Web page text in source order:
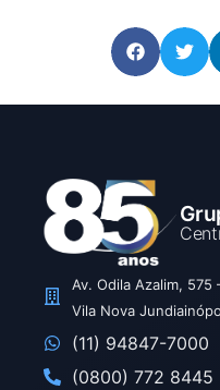
Av. Odila Azalim, 575
Vila Nova
(11) 94847-7000
(0800) 772 8445